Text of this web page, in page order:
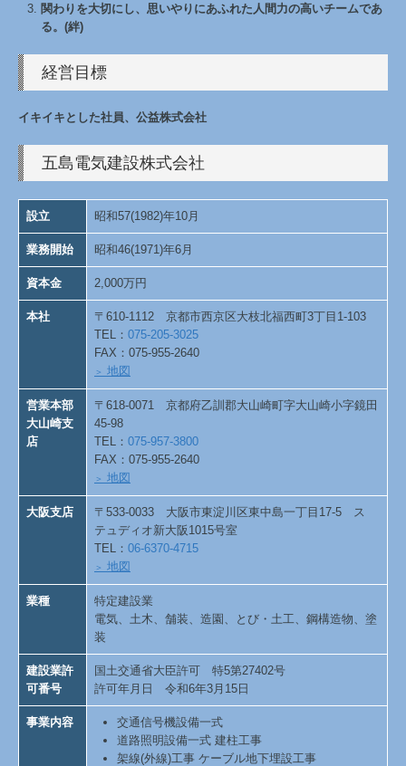
関わりを大切にし、思いやりにあふれた人間力の高いチームであ
る。(絆)
経営目標
イキイキとした社員、公益株式会社
五島電気建設株式会社
設立 昭和57(1982)年10月
業務開始 昭和46(1971)年6月
資本金 2,000万円
本社
〒610-1112 京都市西京区大枝北福西町3丁目1-103
TEL： 075-205-3025
FAX：075-955-2640
＞ 地図
営業本部
大山崎支
店
〒618-0071 京都府乙訓郡大山崎町字大山崎小字鏡田
45-98
TEL： 075-957-3800
FAX：075-955-2640
＞ 地図
大阪支店
〒533-0033 大阪市東淀川区東中島一丁目17-5 ス
テュディオ新大阪1015号室
TEL： 06-6370-4715
＞ 地図
業種
特定建設業
電気、土木、舗装、造園、とび・土工、鋼構造物、塗
装
建設業許
可番号
国土交通省大臣許可 特5第27402号
許可年月日 令和6年3月15日
事業内容
交通信号機設備一式
道路照明設備一式 建柱工事
架線(外線)工事 ケーブル地下埋設工事